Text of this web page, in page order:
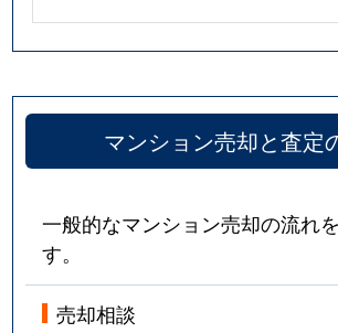
マンション売却と査定
一般的なマンション売却の流れ
す。
売却相談